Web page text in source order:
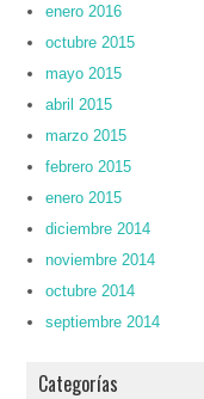
enero 2016
octubre 2015
mayo 2015
abril 2015
marzo 2015
febrero 2015
enero 2015
diciembre 2014
noviembre 2014
octubre 2014
septiembre 2014
Categorías